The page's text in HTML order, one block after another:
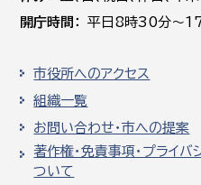
開庁時間
平日8時30分～
市役所へのアクセス
組織一覧
お問い合わせ・市への提案
著作権・免責事項・プライバ
ついて